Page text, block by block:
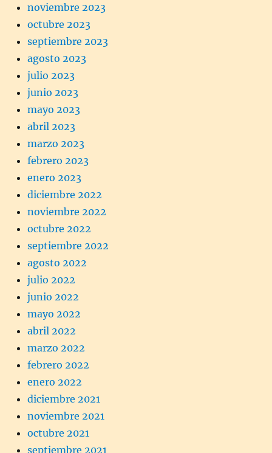
noviembre 2023
octubre 2023
septiembre 2023
agosto 2023
julio 2023
junio 2023
mayo 2023
abril 2023
marzo 2023
febrero 2023
enero 2023
diciembre 2022
noviembre 2022
octubre 2022
septiembre 2022
agosto 2022
julio 2022
junio 2022
mayo 2022
abril 2022
marzo 2022
febrero 2022
enero 2022
diciembre 2021
noviembre 2021
octubre 2021
septiembre 2021